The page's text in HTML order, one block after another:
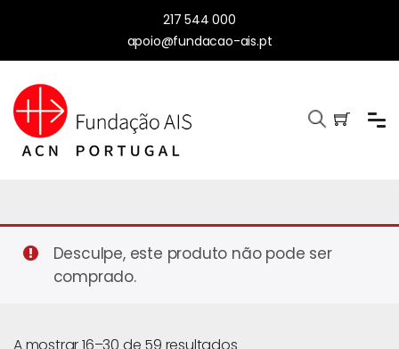
217 544 000
apoio@fundacao-ais.pt
Desculpe, este produto não pode ser
comprado.